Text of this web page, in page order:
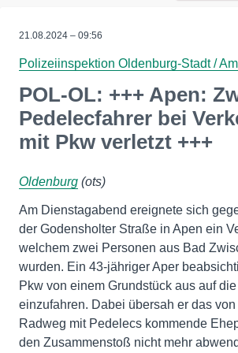
21.08.2024 – 09:56
Polizeiinspektion Oldenburg-Stadt /
POL-OL: +++ Apen:
Pedelecfahrer bei
mit Pkw verletzt +++
Oldenburg (ots)
Am Dienstagabend ereignete sich
der Godensholter Straße in Apen ein
welchem zwei Personen aus Bad
wurden. Ein 43-jähriger Aper
Pkw von einem Grundstück aus auf
einzufahren. Dabei übersah er das
Radweg mit Pedelecs kommende
den Zusammenstoß nicht mehr